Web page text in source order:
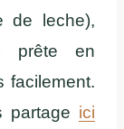
de leche),
prête en
facilement.
partage ici